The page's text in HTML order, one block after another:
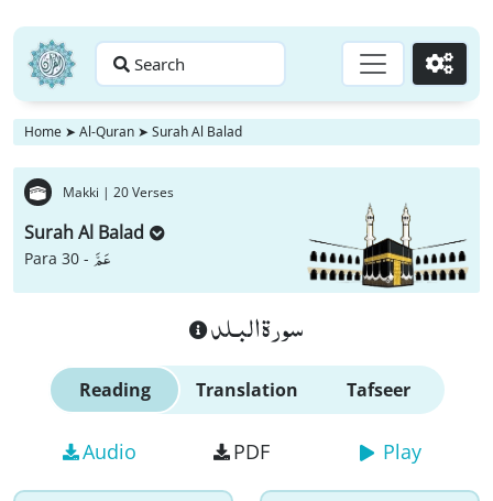
Search Go
Home ➤ Al-Quran ➤ Surah Al Balad
Makki | 20 Verses
Surah Al Balad
Para 30 - عَمَّ
سورة البـلد
Reading Translation Tafseer
Audio PDF Play